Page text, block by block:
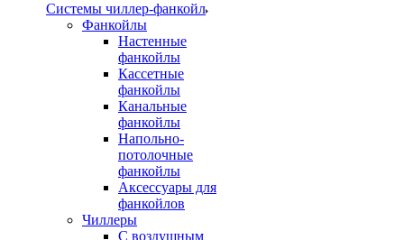
Системы чиллер-фанкойл
Фанкойлы
Настенные
фанкойлы
Кассетные
фанкойлы
Канальные
фанкойлы
Напольно-
потолочные
фанкойлы
Аксессуары для
фанкойлов
Чиллеры
С воздушным